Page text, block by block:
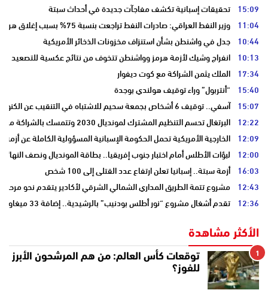
15:09 تحقيقات إسبانية تكشف مفاجآت جديدة في أحداث سبتة
11:04 وزير النفط العراقي: صادرات النفط تراجعت بنسبة 75% بسبب إغلاق هرمز
10:44 جدل في واشنطن بشأن استنزاف مخزونات الذخائر الأمريكية
10:13 انفراج وشيك لأزمة هرمز وواشنطن تتخوف من نتائج عكسية للتصعيد
17:34 الملك يثمن الشراكة مع كوت ديفوار
15:40 “أنتربول” وراء توقيف هولندي بوجدة
15:07 آسفي.. توقيف 6 أشخاص بجمعة سحيم للاشتباه في التنقيب عن الكنوز .
12:22 البرتغال تحسم التنظيم المشترك لمونديال 2030 وتتمسك بالشراكة مع المغرب وإسبانيا
12:09 الخارجية الأمريكية تحمل الحكومة الإسبانية المسؤولية الكاملة عن أزمة
12:00 لبؤات الأطلس أمام اختبار جنوب إفريقيا.. بطاقة المونديال ونصف
16:03 أزمة سبتة.. إسبانيا تعلن ارتفاع عدد القتلى إلى 100 شخص
12:43 مشروع تتمة الطريق المداري الشمالي الشرقي لأكادير يتقدم نحو مرحلة
12:36 تقدم أشغال مشروع “نور أطلس بودنيب” بالرشيدية.. إضافة 33 ميغاوات إلى الشبكة الوطنية
الأكثر مشاهدة
1
توقعات كأس العالم: من هم المرشحون الأبرز
للفوز؟